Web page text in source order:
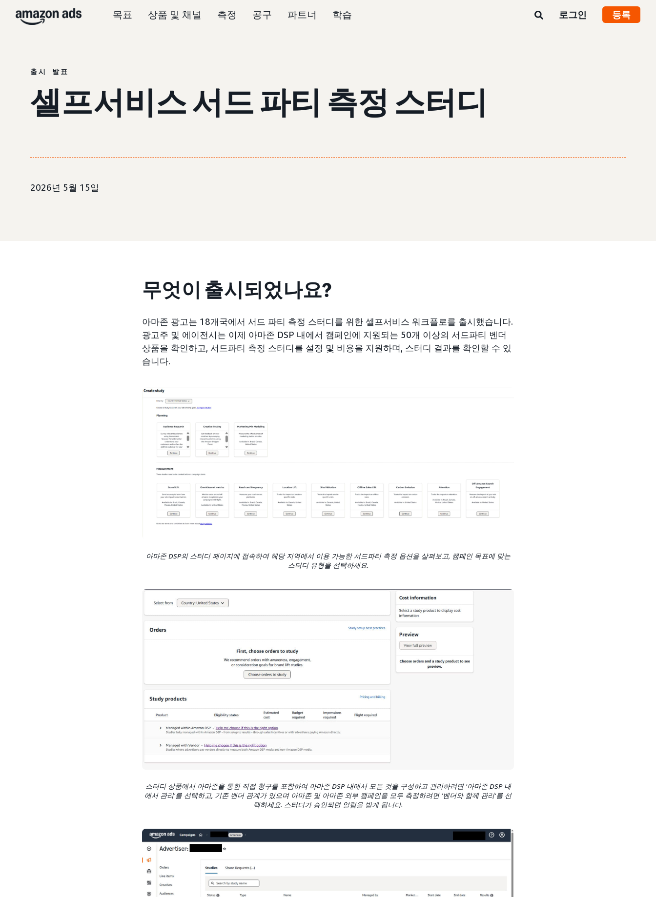
목표 상품 및 채널 측정 공구 파트너 학습 로그인 등록
출시 발표
셀프서비스 서드 파티 측정 스터디
2026년 5월 15일
무엇이 출시되었나요?
아마존 광고는 18개국에서 서드 파티 측정 스터디를 위한 셀프서비스 워크플로를 출시했습니다.
광고주 및 에이전시는 이제 아마존 DSP 내에서 캠페인에 지원되는 50개 이상의 서드파티 벤더
상품을 확인하고, 서드파티 측정 스터디를 설정 및 비용을 지원하며, 스터디 결과를 확인할 수 있
습니다.
아마존 DSP의 스터디 페이지에 접속하여 해당 지역에서 이용 가능한 서드파티 측정 옵션을 살펴보고, 캠페인 목표에 맞는
스터디 유형을 선택하세요.
스터디 상품에서 아마존을 통한 직접 청구를 포함하여 아마존 DSP 내에서 모든 것을 구성하고 관리하려면 '아마존 DSP 내
에서 관리'를 선택하고, 기존 벤더 관계가 있으며 아마존 및 아마존 외부 캠페인을 모두 측정하려면 '벤더와 함께 관리'를 선
택하세요. 스터디가 승인되면 알림을 받게 됩니다.